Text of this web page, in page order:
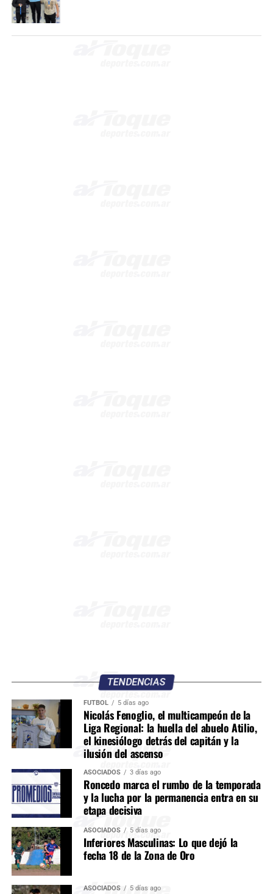
TENDENCIAS
FÚTBOL 5 días ago
Nicolás Fenoglio, el multicampeón de la
Liga Regional: la huella del abuelo Atilio,
el kinesiólogo detrás del capitán y la
ilusión del ascenso
ASOCIADOS 3 días ago
Roncedo marca el rumbo de la temporada
y la lucha por la permanencia entra en su
etapa decisiva
ASOCIADOS 5 días ago
Inferiores Masculinas: Lo que dejó la
fecha 18 de la Zona de Oro
ASOCIADOS 5 días ago